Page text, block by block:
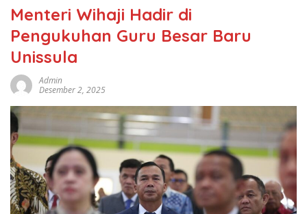
Menteri Wihaji Hadir di
Pengukuhan Guru Besar Baru
Unissula
Admin
Desember 2, 2025